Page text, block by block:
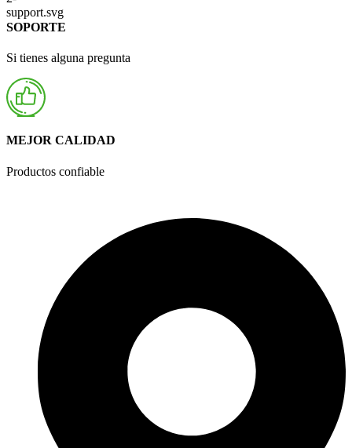
SOPORTE
Si tienes alguna pregunta
MEJOR CALIDAD
Productos confiable